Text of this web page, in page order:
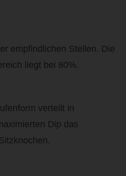
empfindlichen Stellen. Die
liegt bei 80%.
verteilt in
Dip das